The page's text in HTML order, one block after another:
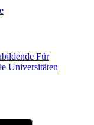
Für
Universitäten